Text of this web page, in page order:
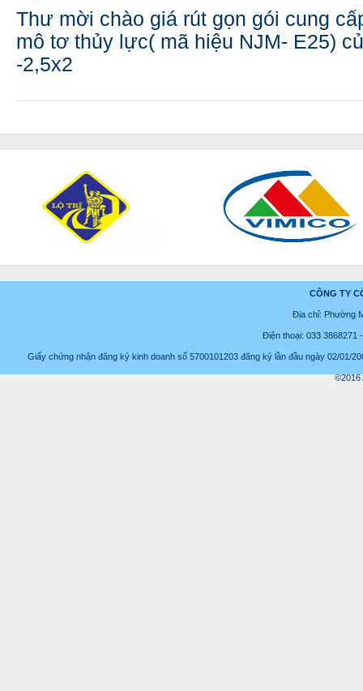
Thư mời chào giá rút gọn gói cung
mô tơ thủy lực( mã hiệu NJM- E25)
-2,5x2
CÔNG TY
Địa chỉ: Phường
Điện thoại: 033 3868271
Giấy chứng nhận đăng ký kinh doanh số 5700101203 đăng ký lần đầu ngày 02/01/
©2016